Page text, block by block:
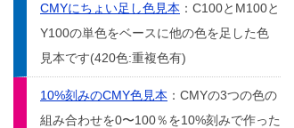
CMYにちょい足し色見本 ：C100とM100と
Y100の単色をベースに他の色を足した色
見本です(420色:重複色有)
10%刻みのCMY色見本 ：CMYの3つの色の
組み合わせを0〜100％を10%刻みで作った